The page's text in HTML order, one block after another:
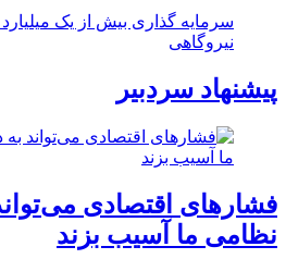
سرمایه گذاری بیش از یک
نیروگاهی
پیشنهاد سردبیر
فشارهای اقتصادی
نظامی ما آسیب بزند